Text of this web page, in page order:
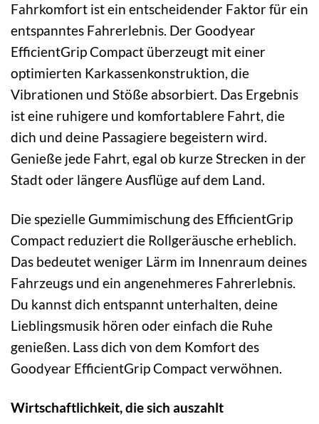
Fahrkomfort ist ein entscheidender Faktor für ein
entspanntes Fahrerlebnis. Der Goodyear
EfficientGrip Compact überzeugt mit einer
optimierten Karkassenkonstruktion, die
Vibrationen und Stöße absorbiert. Das Ergebnis
ist eine ruhigere und komfortablere Fahrt, die
dich und deine Passagiere begeistern wird.
Genieße jede Fahrt, egal ob kurze Strecken in der
Stadt oder längere Ausflüge auf dem Land.
Die spezielle Gummimischung des EfficientGrip
Compact reduziert die Rollgeräusche erheblich.
Das bedeutet weniger Lärm im Innenraum deines
Fahrzeugs und ein angenehmeres Fahrerlebnis.
Du kannst dich entspannt unterhalten, deine
Lieblingsmusik hören oder einfach die Ruhe
genießen. Lass dich von dem Komfort des
Goodyear EfficientGrip Compact verwöhnen.
Wirtschaftlichkeit, die sich auszahlt